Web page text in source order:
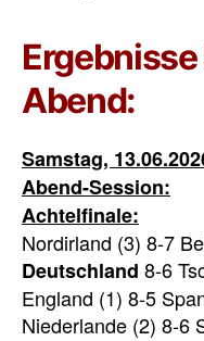
Abend:
Samstag,
Abend-Session:
Achtelfinale:
Nordirland (3) 8-7
Deutschland 8-6
England (1) 8-5
Niederlande (2) 8-6